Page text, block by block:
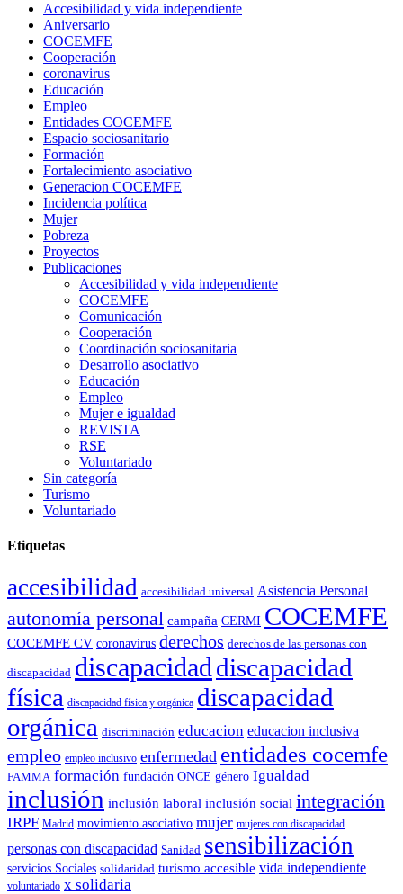
Accesibilidad y vida independiente
Aniversario
COCEMFE
Cooperación
coronavirus
Educación
Empleo
Entidades COCEMFE
Espacio sociosanitario
Formación
Fortalecimiento asociativo
Generacion COCEMFE
Incidencia política
Mujer
Pobreza
Proyectos
Publicaciones
Accesibilidad y vida independiente
COCEMFE
Comunicación
Cooperación
Coordinación sociosanitaria
Desarrollo asociativo
Educación
Empleo
Mujer e igualdad
REVISTA
RSE
Voluntariado
Sin categoría
Turismo
Voluntariado
Etiquetas
accesibilidad accesibilidad universal Asistencia Personal
autonomía personal campaña CERMI COCEMFE
COCEMFE CV coronavirus derechos derechos de las personas con
discapacidad discapacidad discapacidad
física discapacidad física y orgánica discapacidad
orgánica discriminación educacion educacion inclusiva
empleo empleo inclusivo enfermedad entidades cocemfe
FAMMA formación fundación ONCE género Igualdad
inclusión inclusión laboral inclusión social integración
IRPF Madrid movimiento asociativo mujer mujeres con discapacidad
personas con discapacidad Sanidad sensibilización
servicios Sociales solidaridad turismo accesible vida independiente
voluntariado x solidaria